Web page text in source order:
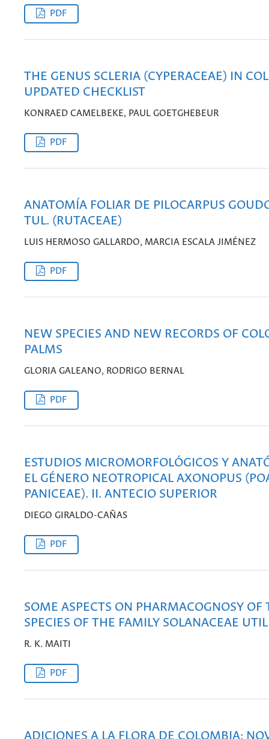
PDF
THE GENUS SCLERIA (CYPERACEAE) IN
UPDATED CHECKLIST
KONRAED CAMELBEKE, PAUL GOETGHEBEUR
PDF
ANATOMÍA FOLIAR DE PILOCARPUS
TUL. (RUTACEAE)
LUIS HERMOSO GALLARDO, MARCIA ESCALA JIMÉNEZ
PDF
NEW SPECIES AND NEW RECORDS OF
PALMS
GLORIA GALEANO, RODRIGO BERNAL
PDF
ESTUDIOS MICROMORFOLÓGICOS Y
EL GÉNERO NEOTROPICAL AXONOPUS
PANICEAE). II. ANTECIO SUPERIOR
DIEGO GIRALDO-CAÑAS
PDF
SOME ASPECTS ON PHARMACOGNOSY OF
SPECIES OF THE FAMILY SOLANACEAE
R. K. MAITI
PDF